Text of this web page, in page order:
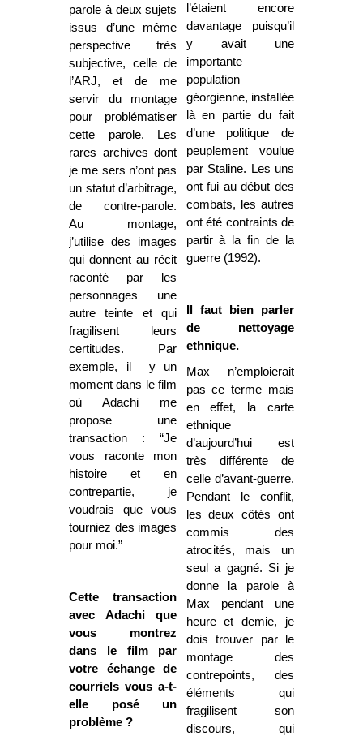
parole à deux sujets
issus d’une même
perspective très
subjective, celle de
l’ARJ, et de me
servir du montage
pour problématiser
cette parole. Les
rares archives dont
je me sers n’ont pas
un statut d’arbitrage,
de contre-parole.
Au montage,
j’utilise des images
qui donnent au récit
raconté par les
personnages une
autre teinte et qui
fragilisent leurs
certitudes. Par
exemple, il y un
moment dans le film
où Adachi me
propose une
transaction : “Je
vous raconte mon
histoire et en
contrepartie, je
voudrais que vous
tourniez des images
pour moi.”
Cette transaction
avec Adachi que
vous montrez
dans le film par
votre échange de
courriels vous a-t-
elle posé un
problème ?
l’étaient encore
davantage puisqu’il
y avait une
importante
population
géorgienne, installée
là en partie du fait
d’une politique de
peuplement voulue
par Staline. Les uns
ont fui au début des
combats, les autres
ont été contraints de
partir à la fin de la
guerre (1992).
Il faut bien parler
de nettoyage
ethnique.
Max n’emploierait
pas ce terme mais
en effet, la carte
ethnique
d’aujourd’hui est
très différente de
celle d’avant-guerre.
Pendant le conflit,
les deux côtés ont
commis des
atrocités, mais un
seul a gagné. Si je
donne la parole à
Max pendant une
heure et demie, je
dois trouver par le
montage des
contrepoints, des
éléments qui
fragilisent son
discours, qui